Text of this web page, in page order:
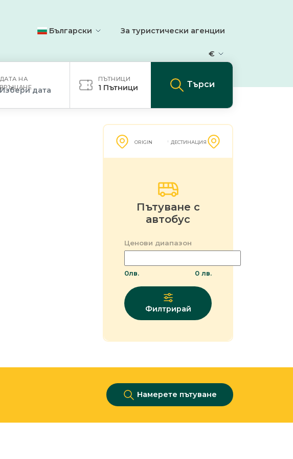
Български За туристически агенции
€
ДАТА НА
ВРЪЩАНЕ
ПЪТНИЦИ
1 Пътници Търси
ORIGIN ДЕСТИНАЦИЯ
Пътуване с
автобус
Ценови диапазон
0лв. 0 лв.
Филтрирай
Намерете пътуване